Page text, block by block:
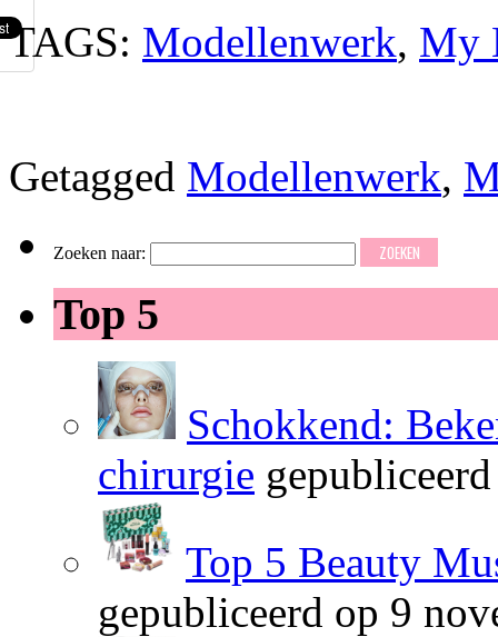
TAGS: Modellenwerk, My
Getagged Modellenwerk,
Zoeken naar:
Top 5
Schokkend:
chirurgie
Top 5 Beauty
gepubliceerd op 9